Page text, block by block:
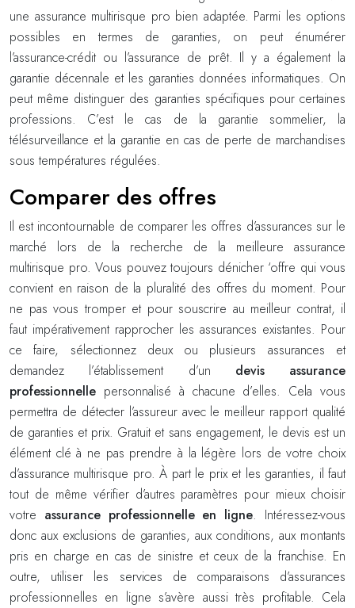
une assurance multirisque pro bien adaptée. Parmi les options
possibles en termes de garanties, on peut énumérer
l’assurance-crédit ou l’assurance de prêt. Il y a également la
garantie décennale et les garanties données informatiques. On
peut même distinguer des garanties spécifiques pour certaines
professions. C’est le cas de la garantie sommelier, la
télésurveillance et la garantie en cas de perte de marchandises
sous températures régulées.
Comparer des offres
Il est incontournable de comparer les offres d’assurances sur le
marché lors de la recherche de la meilleure assurance
multirisque pro. Vous pouvez toujours dénicher ‘offre qui vous
convient en raison de la pluralité des offres du moment. Pour
ne pas vous tromper et pour souscrire au meilleur contrat, il
faut impérativement rapprocher les assurances existantes. Pour
ce faire, sélectionnez deux ou plusieurs assurances et
demandez l’établissement d’un devis assurance
professionnelle personnalisé à chacune d’elles. Cela vous
permettra de détecter l’assureur avec le meilleur rapport qualité
de garanties et prix. Gratuit et sans engagement, le devis est un
élément clé à ne pas prendre à la légère lors de votre choix
d’assurance multirisque pro. À part le prix et les garanties, il faut
tout de même vérifier d’autres paramètres pour mieux choisir
votre assurance professionnelle en ligne. Intéressez-vous
donc aux exclusions de garanties, aux conditions, aux montants
pris en charge en cas de sinistre et ceux de la franchise. En
outre, utiliser les services de comparaisons d’assurances
professionnelles en ligne s’avère aussi très profitable. Cela